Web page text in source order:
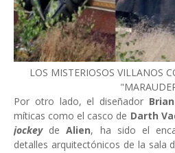
LOS MISTERIOSOS VILLANOS
Por otro lado, el diseñador
míticas como el casco de Darth
jockeydeAlien, ha sido el
detalles arquitectónicos de la sala